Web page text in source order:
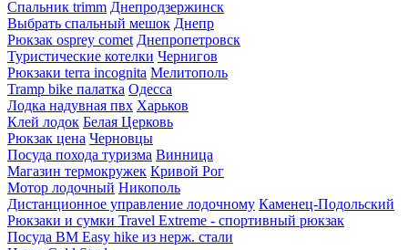
Спальник trimm Днепродзержинск
Выбрать спальный мешок Днепр
Рюкзак osprey comet Днепропетровск
Туристические котелки Чернигов
Рюкзаки terra incognita Мелитополь
Tramp bike палатка Одесса
Лодка надувная пвх Харьков
Клей лодок Белая Церковь
Рюкзак цена Черновцы
Посуда похода туризма Винница
Магазин термокружек Кривой Рог
Мотор лодочный Никополь
Дистанционное управление лодочному Каменец-Подольский
Рюкзаки и сумки Travel Extreme - спортивный рюкзак
Посуда BM Easy hike из нерж. стали